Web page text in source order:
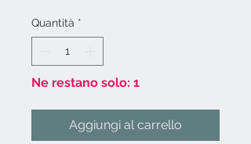
Quantità *
Ne restano solo: 1
Aggiungi al carrello